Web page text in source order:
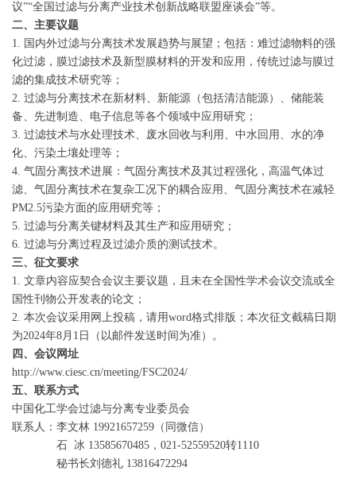
议”“全国过滤与分离产业技术创新战略联盟座谈会”等。
二、主要议题
1. 国内外过滤与分离技术发展趋势与展望；包括：难过滤物料的强
化过滤，膜过滤技术及新型膜材料的开发和应用，传统过滤与膜过
滤的集成技术研究等；
2. 过滤与分离技术在新材料、新能源（包括清洁能源）、储能装
备、先进制造、电子信息等各个领域中应用研究；
3. 过滤技术与水处理技术、废水回收与利用、中水回用、水的净
化、污染土壤处理等；
4. 气固分离技术进展：气固分离技术及其过程强化，高温气体过
滤、气固分离技术在复杂工况下的耦合应用、气固分离技术在减轻
PM2.5污染方面的应用研究等；
5. 过滤与分离关键材料及其生产和应用研究；
6. 过滤与分离过程及过滤介质的测试技术。
三、征文要求
1. 文章内容应契合会议主要议题，且未在全国性学术会议交流或全
国性刊物公开发表的论文；
2. 本次会议采用网上投稿，请用word格式排版；本次征文截稿日期
为2024年8月1日（以邮件发送时间为准）。
四、会议网址
http://www.ciesc.cn/meeting/FSC2024/
五、联系方式
中国化工学会过滤与分离专业委员会
联系人：李文林 19921657259（同微信）
石 冰 13585670485，021-52559520转1110
秘书长刘德礼 13816472294